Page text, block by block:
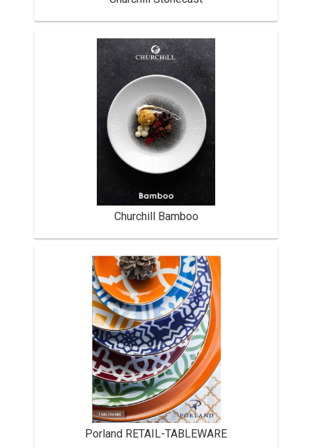
Churchill Bamboo
Porland RETAIL-TABLEWARE